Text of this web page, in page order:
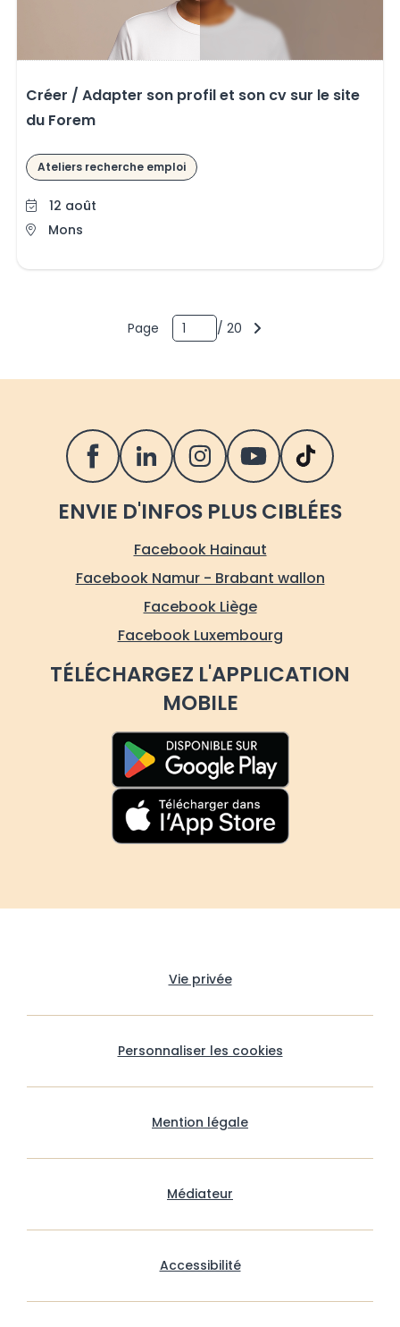
Créer / Adapter son profil et son cv sur le site
du Forem
Ateliers recherche emploi
12 août
Mons
Page Page 1 sur 20 pages
sur
/ 20
SUIVEZ LE FOREM SUR LES RÉSEAUX
ENVIE D'INFOS PLUS CIBLÉES
Facebook Hainaut
Facebook Namur - Brabant wallon
Facebook Liège
Facebook Luxembourg
TÉLÉCHARGEZ L'APPLICATION
MOBILE
Vie privée
Personnaliser les cookies
Mention légale
Médiateur
Accessibilité